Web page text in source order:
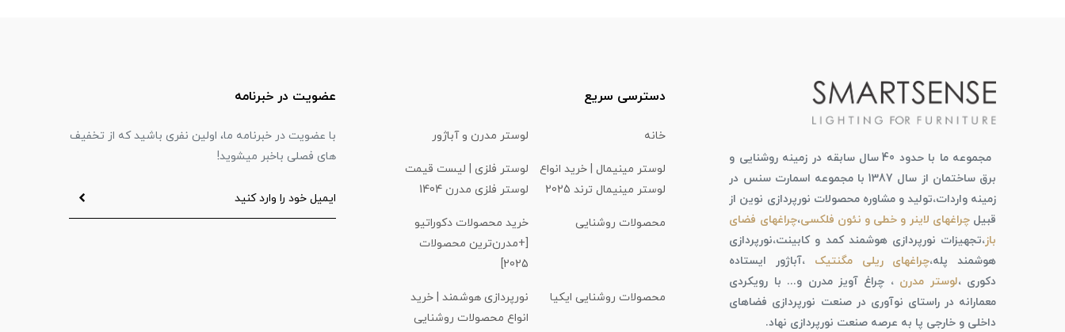
مجموعه ما با حدود 40 سال سابقه در زمینه روشنایی و
برق ساختمان از سال 1387 با مجموعه اسمارت سنس در
زمینه واردات،تولید و مشاوره محصولات نورپردازی نوین از
قبیلچراغهای لاینر و خطی و نئون فلکسی،چراغهای فضای
باز،تجهیزات نورپردازی هوشمند کمد و کابینت،نورپردازی
هوشمند پله،چراغهای ریلی مگنتیک ،آباژور ایستاده
دکوری ،لوستر مدرن ، چراغ آویز مدرن و... با رویکردی
معمارانه در راستای نوآوری در صنعت نورپردازی فضاهای
داخلی و خارجی پا به عرصه صنعت نورپردازی نهاد.
دسترسی سریع
خانه لوستر مدرن و آباژور
لوستر مینیمال | خرید انواع
لوستر مینیمال ترند 2025
لوستر فلزی | لیست قیمت
لوستر فلزی مدرن 1404
محصولات روشنایی
خرید محصولات دکوراتیو
[+مدرن‌ترین محصولات
2025]
محصولات روشنایی ایکیا
نورپردازی هوشمند | خرید
انواع محصولات روشنایی
عضویت در خبرنامه
با عضویت در خبرنامه ما، اولین نفری باشید که از تخفیف
های فصلی باخبر میشوید!